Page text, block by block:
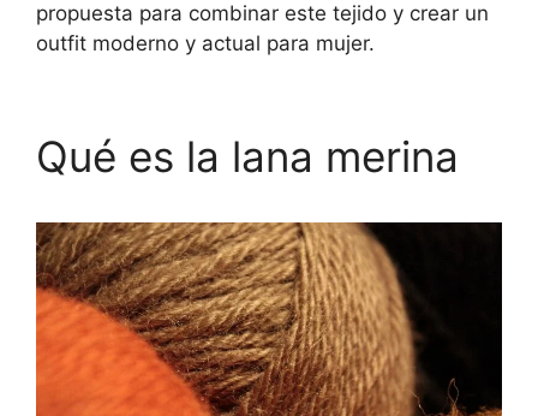
propuesta para combinar este tejido y crear un
outfit moderno y actual para mujer.
Qué es la lana merina